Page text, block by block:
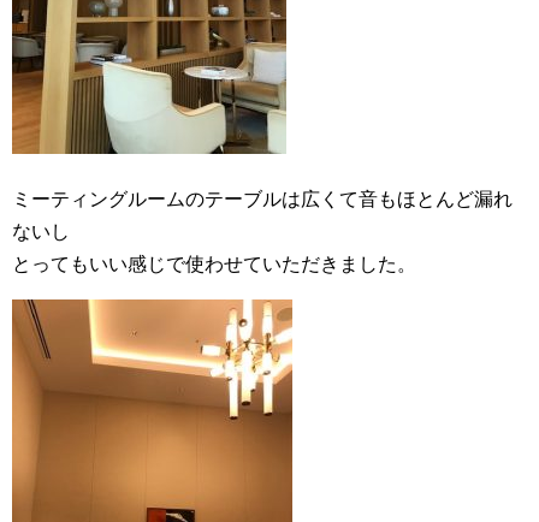
ミーティングルームのテーブルは広くて音もほとんど漏れ
ないし
とってもいい感じで使わせていただきました。